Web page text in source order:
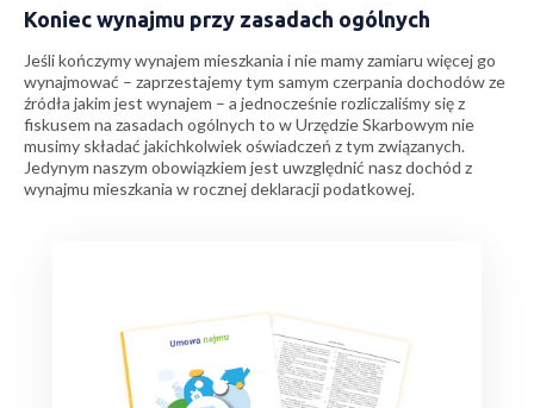
Koniec wynajmu przy zasadach ogólnych
Jeśli kończymy wynajem mieszkania i nie mamy zamiaru więcej go
wynajmować – zaprzestajemy tym samym czerpania dochodów ze
źródła jakim jest wynajem – a jednocześnie rozliczaliśmy się z
fiskusem na zasadach ogólnych to w Urzędzie Skarbowym nie
musimy składać jakichkolwiek oświadczeń z tym związanych.
Jedynym naszym obowiązkiem jest uwzględnić nasz dochód z
wynajmu mieszkania w rocznej deklaracji podatkowej.